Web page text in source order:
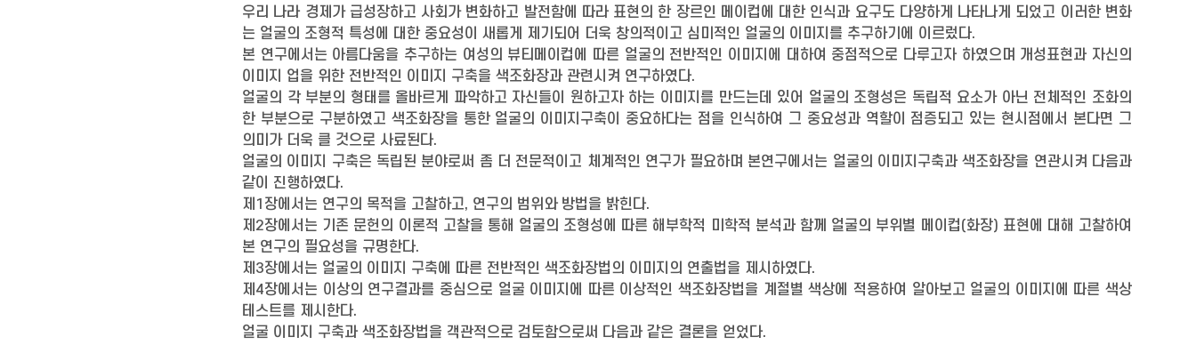
우리 나라 경제가 급성장하고 사회가 변화하고 발전함에 따라 표현의 한 장르인 메이컵에 대한 인식과 요구도 다양하게 나타나게 되었고 이러한 변화
는 얼굴의 조형적 특성에 대한 중요성이 새롭게 제기되어 더욱 창의적이고 심미적인 얼굴의 이미지를 추구하기에 이르렀다.
본 연구에서는 아름다움을 추구하는 여성의 뷰티메이컵에 따른 얼굴의 전반적인 이미지에 대하여 중점적으로 다루고자 하였으며 개성표현과 자신의
이미지 업을 위한 전반적인 이미지 구축을 색조화장과 관련시켜 연구하였다.
얼굴의 각 부분의 형태를 올바르게 파악하고 자신들이 원하고자 하는 이미지를 만드는데 있어 얼굴의 조형성은 독립적 요소가 아닌 전체적인 조화의
한 부분으로 구분하였고 색조화장을 통한 얼굴의 이미지구축이 중요하다는 점을 인식하여 그 중요성과 역할이 점증되고 있는 현시점에서 본다면 그
의미가 더욱 클 것으로 사료된다.
얼굴의 이미지 구축은 독립된 분야로써 좀 더 전문적이고 체계적인 연구가 필요하며 본연구에서는 얼굴의 이미지구축과 색조화장을 연관시켜 다음과
같이 진행하였다.
제1장에서는 연구의 목적을 고찰하고, 연구의 범위와 방법을 밝힌다.
제2장에서는 기존 문헌의 이론적 고찰을 통해 얼굴의 조형성에 따른 해부학적 미학적 분석과 함께 얼굴의 부위별 메이컵(화장) 표현에 대해 고찰하여
본 연구의 필요성을 규명한다.
제3장에서는 얼굴의 이미지 구축에 따른 전반적인 색조화장법의 이미지의 연출법을 제시하였다.
제4장에서는 이상의 연구결과를 중심으로 얼굴 이미지에 따른 이상적인 색조화장법을 계절별 색상에 적용하여 알아보고 얼굴의 이미지에 따른 색상
테스트를 제시한다.
얼굴 이미지 구축과 색조화장법을 객관적으로 검토함으로써 다음과 같은 결론을 얻었다.